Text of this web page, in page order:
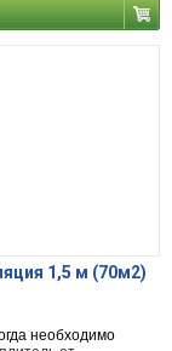
1,5 м (70м2)
необходимо